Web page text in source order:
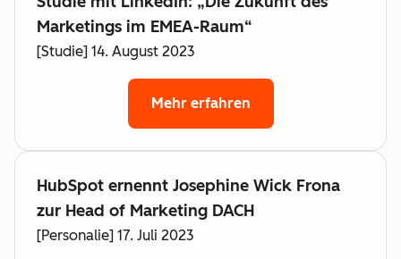
Marketings im EMEA-Raum“
[Studie] 14. August 2023
Mehr erfahren
HubSpot ernennt Josephine Wick Frona
zur Head of Marketing DACH
[Personalie] 17. Juli 2023